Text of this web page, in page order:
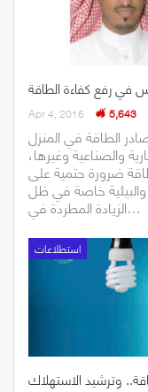
في رفع كفاءة الطاقة
Apr 4, 2016 5,643
الطاقة في المنزل
والصناعية وغيرها،
ضرورة حتمية على
والبيئية خاصة في ظل
الزيادة المطردة في…
استطلاعات
وترشيد الاستهلاك